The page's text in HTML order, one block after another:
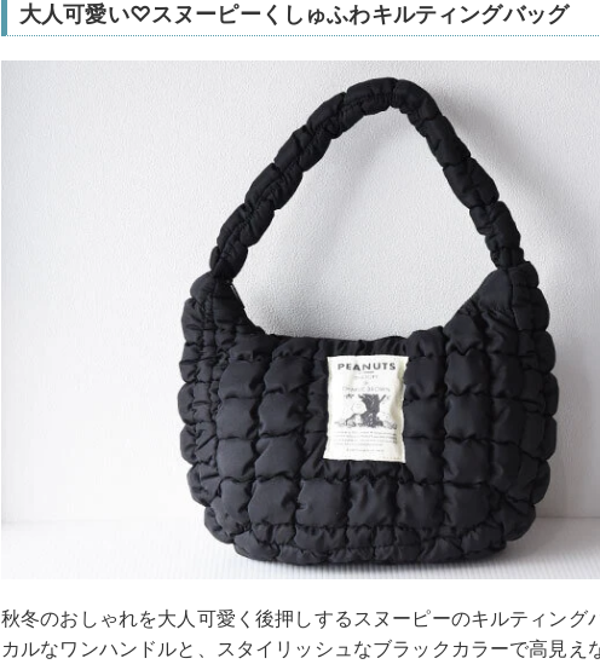
大人可愛い♡スヌーピーくしゅふわキルティングバッグ
秋冬のおしゃれを大人可愛く後押しするスヌーピーのキルティング
カルなワンハンドルと、スタイリッシュなブラックカラーで高見え